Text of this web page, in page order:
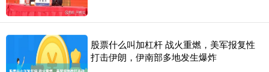
股票什么叫加杠杆 战火重燃，美军报复性
打击伊朗，伊南部多地发生爆炸